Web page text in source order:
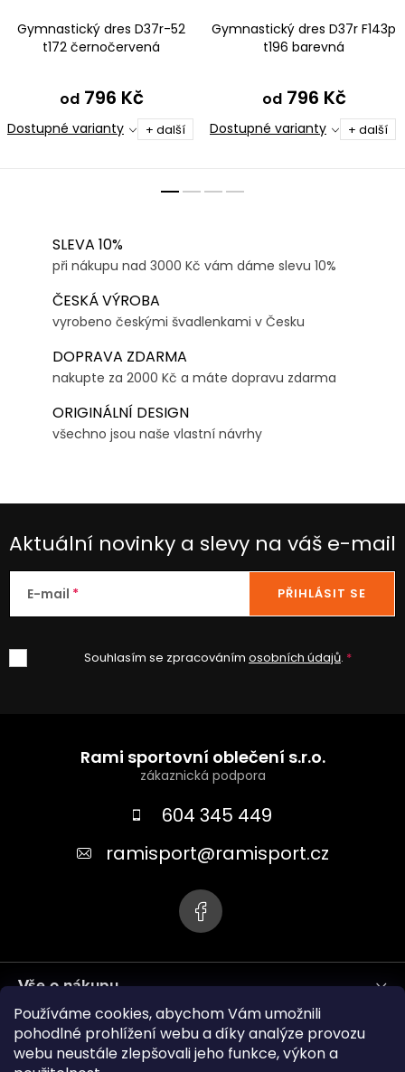
Používáme cookies, abychom Vám umožnili
pohodlné prohlížení webu a díky analýze provozu
webu neustále zlepšovali jeho funkce, výkon a
Gymnastický dres D37r-52
t172 černočervená
od796 Kč
Dostupné varianty + další
Gymnastický dres D37r F143p
t196 barevná
od796 Kč
Dostupné varianty + další
SLEVA 10%
při nákupu nad 3000 Kč vám dáme slevu 10%
ČESKÁ VÝROBA
vyrobeno českými švadlenkami v Česku
DOPRAVA ZDARMA
nakupte za 2000 Kč a máte dopravu zdarma
ORIGINÁLNÍ DESIGN
všechno jsou naše vlastní návrhy
Aktuální novinky a slevy na váš e-mail
E-mail
Souhlasím se zpracováním osobních údajů.
PŘIHLÁSIT SE
Rami sportovní oblečení s.r.o.
604 345 449
ramisport@ramisport.cz
Vše o nákupu
Informace pro vás